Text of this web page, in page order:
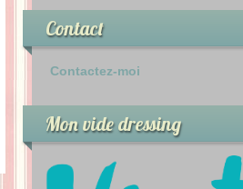
Contact
Contactez-moi
Mon vide dressing